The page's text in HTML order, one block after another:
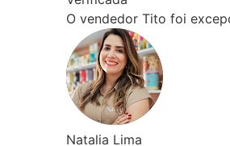
o melhor colchão que já